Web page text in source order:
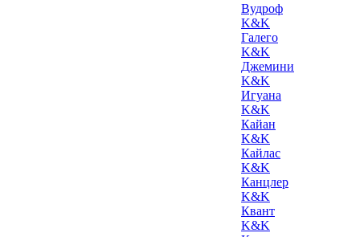
Вудроф
K&K
Галего
K&K
Джемини
K&K
Игуана
K&K
Кайан
K&K
Кайлас
K&K
Канцлер
K&K
Квант
K&K